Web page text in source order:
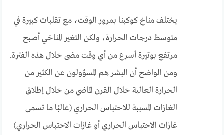
يختلف مناخ كوكبنا بمرور الوقت، مع تقلبات كبيرة في
متوسط ​​درجات الحرارة، ولكن التغير المناخي أصبح
مرتفع بوتيرة أسرع من أي وقت مضى خلال هذه الفترة.
ومن الواضح أن البشر هم المسؤولون عن الكثير من
الحرارة العالية خلال القرن الماضي من خلال إطلاق
الغازات المسببة للاحتباس الحراري (غالبًا ما تسمى
غازات الاحتباس الحراري أو غازات الاحتباس الحراري)